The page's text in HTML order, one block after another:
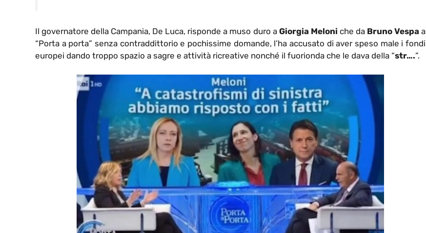
Il governatore della Campania, De Luca, risponde a muso duro a Giorgia Meloni che da Bruno Vespaa
“Porta a porta” senza contraddittorio e pochissime domande, l’ha accusato di aver speso male i fondi
europei dando troppo spazio a sagre e attività ricreative nonché il fuorionda che le dava della “str….”.